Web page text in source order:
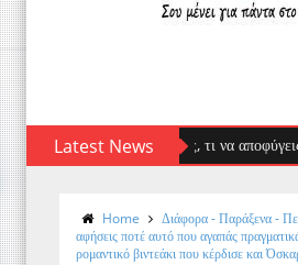
Latest News
πρώτες βοήθειες, τι να αποφύγεις και
Home Διάφορα - Παράξενα -
αφήσεις ποτέ αυτό που αγαπάς
ρομαντικό βιντεάκι που κέρδισε και